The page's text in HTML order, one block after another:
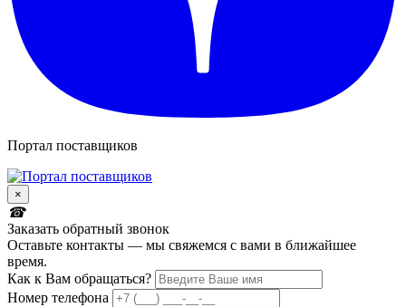
Портал поставщиков
×
Заказать обратный звонок
Оставьте контакты — мы свяжемся с вами в ближайшее
время.
Как к Вам обращаться?
Номер телефона